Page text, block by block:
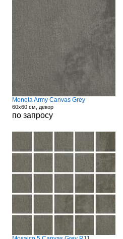
Moneta Army Canvas Grey
60x60 см, декор
по запросу